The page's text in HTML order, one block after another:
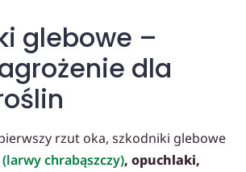
glebowe –
dla
rzut oka, szkodniki glebowe
chrabąszczy), opuchlaki,